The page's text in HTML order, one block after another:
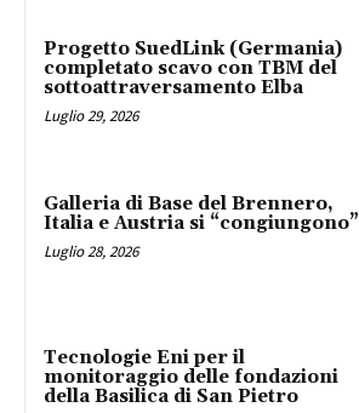
Progetto SuedLink (Germania)
completato scavo con TBM del
sottoattraversamento Elba
Luglio 29, 2026
Galleria di Base del Brennero,
Italia e Austria si “congiungono”
Luglio 28, 2026
Tecnologie Eni per il
monitoraggio delle fondazioni
della Basilica di San Pietro